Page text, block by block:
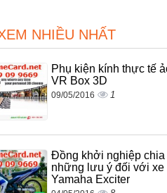
NHIỀU NHẤT
Phụ kiện kính thực tế
VR Box 3D
09/05/2016 1
Đồng khởi nghiệp chia
những lưu ý đối với xe
Yamaha Exciter